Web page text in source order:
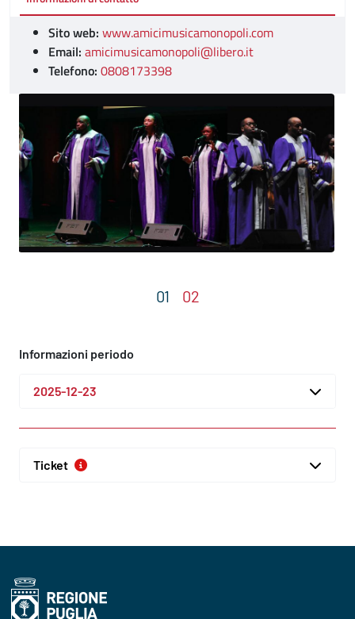
Sito web: www.amicimusicamonopoli.com
Email: amicimusicamonopoli@libero.it
Telefono: 0808173398
Informazioni periodo
2025-12-23
Ticket